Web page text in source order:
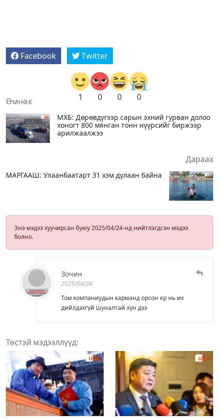
Facebook Twitter
1 0 0 0
Өмнөх
МХБ: Дөрөвдүгээр сарын эхний гурван долоо
хоногт 800 мянган тонн нүүрсийг биржээр
арилжаалжээ
Дараах
МАРГААШ: Улаанбаатарт 31 хэм дулаан байна
Энэ мэдээ хуучирсан буюу 2025/04/24-нд нийтлэгдсэн мэдээ
болно.
Зочин
2025/04/24
Том компаниудын карманд орсон ер нь их
дийлдэхгүй шуналтай хүн дээ
Төстэй мэдээллүүд: